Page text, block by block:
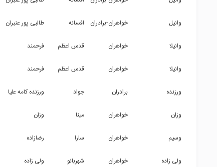
وانیل خواهران-برادران افسانه طالبی پور عنبران
وانیلا خواهران قدس اعظم فرحمند
وانیلا خواهران قدس اعظم فرحمند
ورزنده برادران جواد ورزنده کامه علیا
وزان خواهران مینا وزان
وسیم خواهران سارا رضازاده
ولی زاده خواهران شهربانو ولی زاده